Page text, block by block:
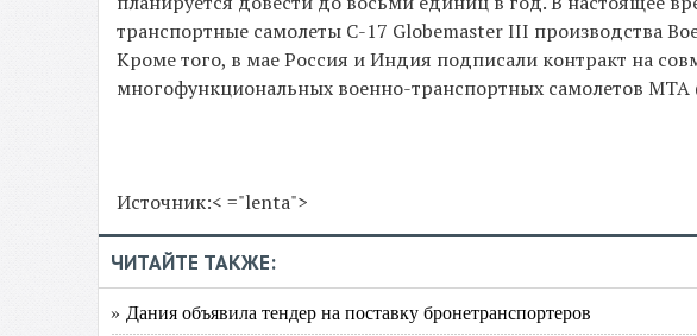
транспортные самолеты C-17 Globemaster III производства
Кроме того, в мае Россия и Индия подписали контракт на
многофункциональных военно-транспортных самолетов
Источник:< ="lenta">
ЧИТАЙТЕ ТАКЖЕ:
» Дания объявила тендер на поставку бронетранспортеров